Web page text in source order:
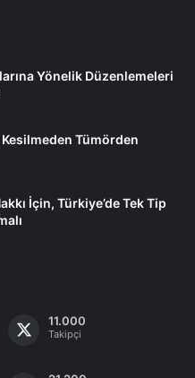
Yönelik Düzenlemeleri
Tümörden
İçin, Türkiye’de Tek Tip
11.000
Takipçi